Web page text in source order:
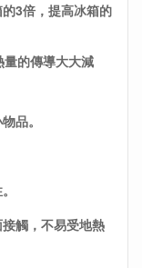
3倍，提高冰箱的
量的傳導大大減
品。
觸，不易受地熱